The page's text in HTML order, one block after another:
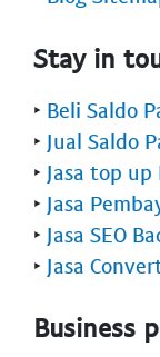
Stay in
‣ Beli Saldo
‣ Jual Saldo
‣ Jasa top up
‣ Jasa
‣ Jasa SEO
‣ Jasa
Business